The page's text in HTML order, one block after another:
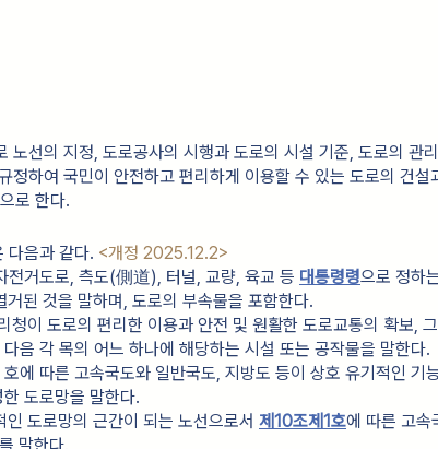
노선의 지정, 도로공사의 시행과 도로의 시설 기준, 도로의 관
정하여 국민이 안전하고 편리하게 이용할 수 있는 도로의 건설
로 한다.
다음과 같다. <개정 2025.12.2>
거도로, 측도(側道), 터널, 교량, 육교 등 대통령령으로 정하
거된 것을 말하며, 도로의 부속물을 포함한다.
이 도로의 편리한 이용과 안전 및 원활한 도로교통의 확보, 그
음 각 목의 어느 하나에 해당하는 시설 또는 공작물을 말한다.
에 따른 고속국도와 일반국도, 지방도 등이 상호 유기적인 기
도로망을 말한다.
도로망의 근간이 되는 노선으로서 제10조제1호에 따른 고속